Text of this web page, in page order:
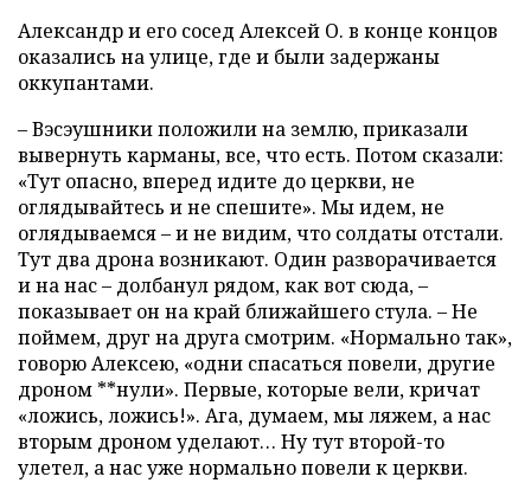
Александр и его сосед Алексей О. в конце концов
оказались на улице, где и были задержаны
оккупантами.
– Вэсэушники положили на землю, приказали
вывернуть карманы, все, что есть. Потом сказали:
«Тут опасно, вперед идите до церкви, не
оглядывайтесь и не спешите». Мы идем, не
оглядываемся – и не видим, что солдаты отстали.
Тут два дрона возникают. Один разворачивается
и на нас – долбанул рядом, как вот сюда, –
показывает он на край ближайшего стула. – Не
поймем, друг на друга смотрим. «Нормально так»,
говорю Алексею, «одни спасаться повели, другие
дроном **нули». Первые, которые вели, кричат
«ложись, ложись!». Ага, думаем, мы ляжем, а нас
вторым дроном уделают… Ну тут второй-то
улетел, а нас уже нормально повели к церкви.